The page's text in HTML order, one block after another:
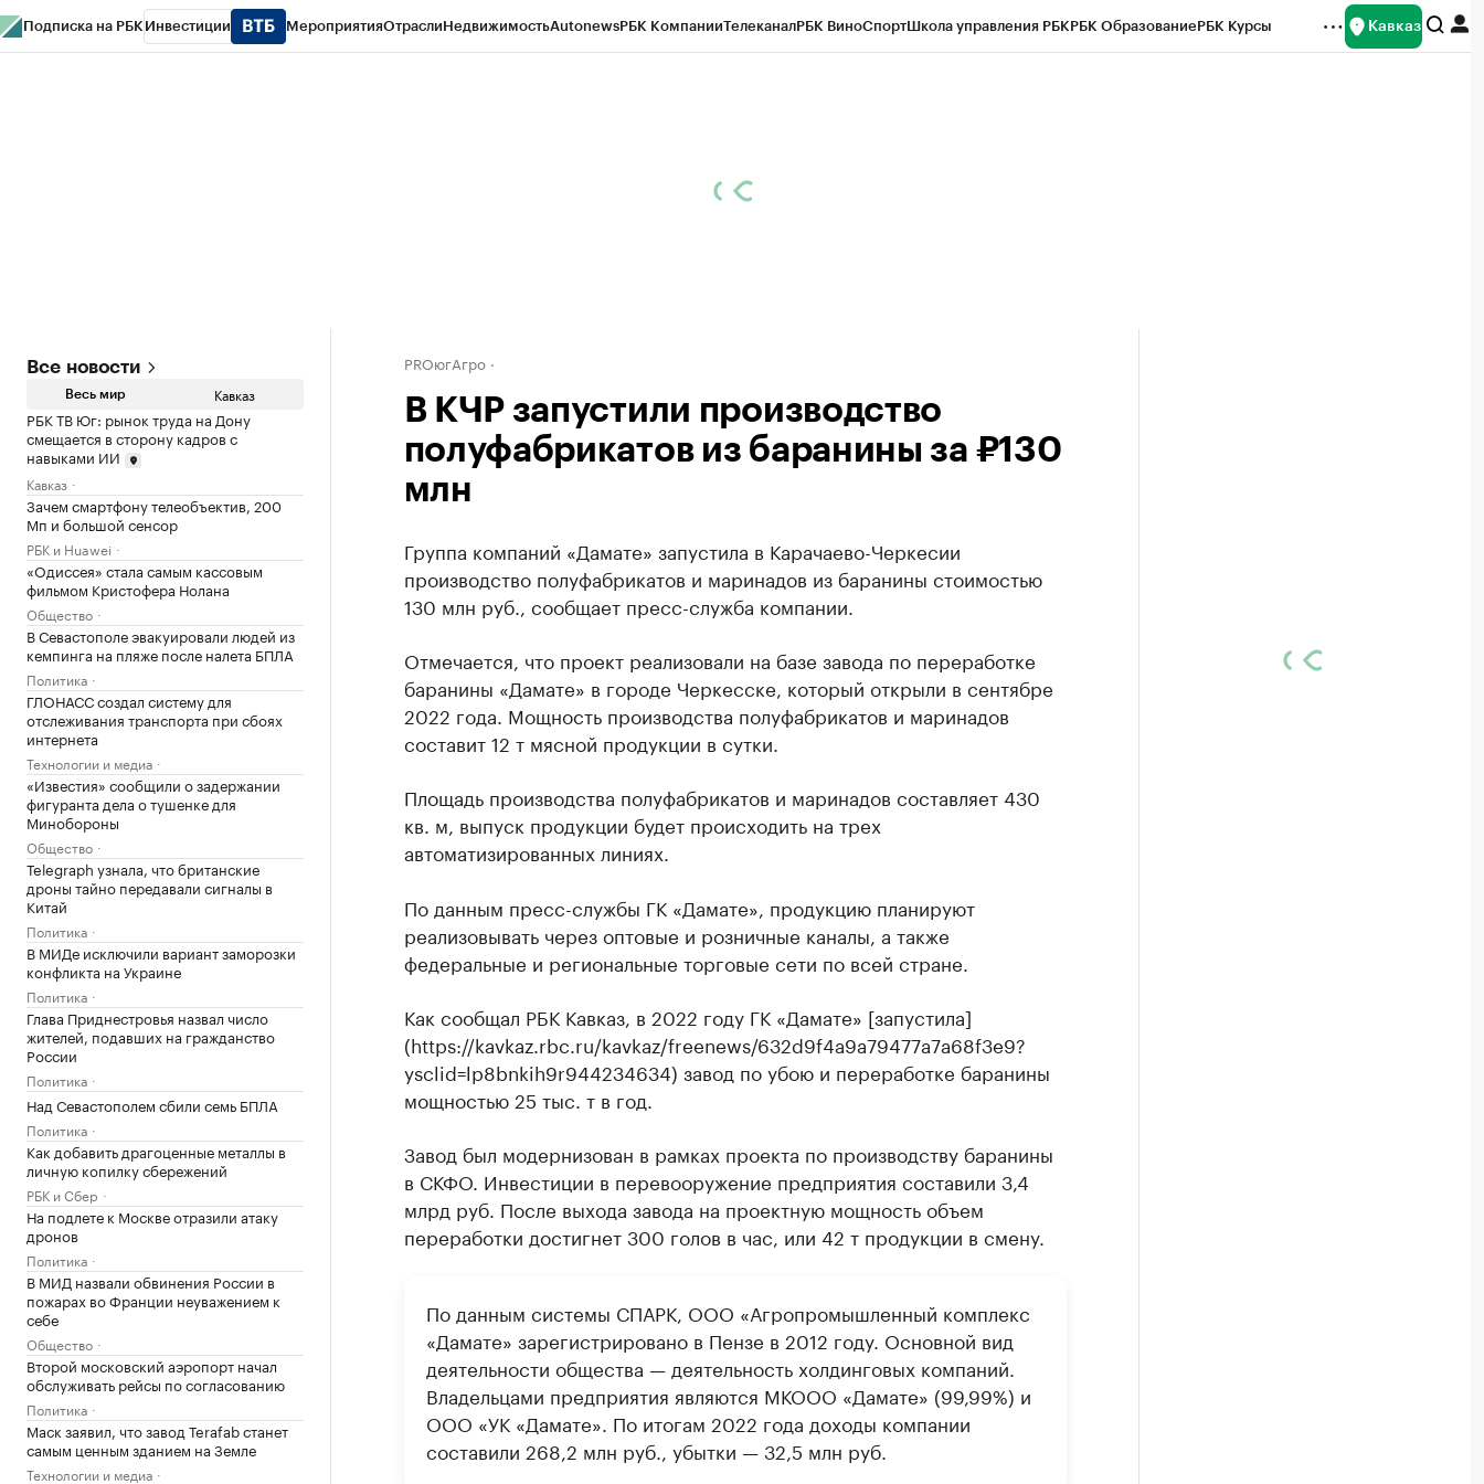
Подписка на РБК Инвестиции МероприятияОтраслиНедвижимостьAutonewsРБК КомпанииТелеканалРБК ВиноСпортШкола управления РБКРБК ОбразованиеРБК Курсы Кавказ
Все новости
Весь мир Кавказ
РБК ТВ Юг: рынок труда на Дону
смещается в сторону кадров с
навыками ИИ
Кавказ
Зачем смартфону телеобъектив, 200
Мп и большой сенсор
РБК и Huawei
«Одиссея» стала самым кассовым
фильмом Кристофера Нолана
Общество
В Севастополе эвакуировали людей из
кемпинга на пляже после налета БПЛА
Политика
ГЛОНАСС создал систему для
отслеживания транспорта при сбоях
интернета
Технологии и медиа
«Известия» сообщили о задержании
фигуранта дела о тушенке для
Минобороны
Общество
Telegraph узнала, что британские
дроны тайно передавали сигналы в
Китай
Политика
В МИДе исключили вариант заморозки
конфликта на Украине
Политика
Глава Приднестровья назвал число
жителей, подавших на гражданство
России
Политика
Над Севастополем сбили семь БПЛА
Политика
Как добавить драгоценные металлы в
личную копилку сбережений
РБК и Сбер
На подлете к Москве отразили атаку
дронов
Политика
В МИД назвали обвинения России в
пожарах во Франции неуважением к
себе
Общество
Второй московский аэропорт начал
обслуживать рейсы по согласованию
Политика
Маск заявил, что завод Terafab станет
самым ценным зданием на Земле
Технологии и медиа
PROюгАгро
В КЧР запустили производство
полуфабрикатов из баранины за ₽130
млн
Группа компаний «Дамате» запустила в Карачаево-Черкесии
производство полуфабрикатов и маринадов из баранины стоимостью
130 млн руб., сообщает пресс-служба компании.
Отмечается, что проект реализовали на базе завода по переработке
баранины «Дамате» в городе Черкесске, который открыли в сентябре
2022 года. Мощность производства полуфабрикатов и маринадов
составит 12 т мясной продукции в сутки.
Площадь производства полуфабрикатов и маринадов составляет 430
кв. м, выпуск продукции будет происходить на трех
автоматизированных линиях.
По данным пресс-службы ГК «Дамате», продукцию планируют
реализовывать через оптовые и розничные каналы, а также
федеральные и региональные торговые сети по всей стране.
Как сообщал РБК Кавказ, в 2022 году ГК «Дамате» [запустила]
(https://kavkaz.rbc.ru/kavkaz/freenews/632d9f4a9a79477a7a68f3e9?
ysclid=lp8bnkih9r944234634) завод по убою и переработке баранины
мощностью 25 тыс. т в год.
Завод был модернизован в рамках проекта по производству баранины
в СКФО. Инвестиции в перевооружение предприятия составили 3,4
млрд руб. После выхода завода на проектную мощность объем
переработки достигнет 300 голов в час, или 42 т продукции в смену.
По данным системы СПАРК, ООО «Агропромышленный комплекс
«Дамате» зарегистрировано в Пензе в 2012 году. Основной вид
деятельности общества — деятельность холдинговых компаний.
Владельцами предприятия являются МКООО «Дамате» (99,99%) и
ООО «УК «Дамате». По итогам 2022 года доходы компании
составили 268,2 млн руб., убытки — 32,5 млн руб.